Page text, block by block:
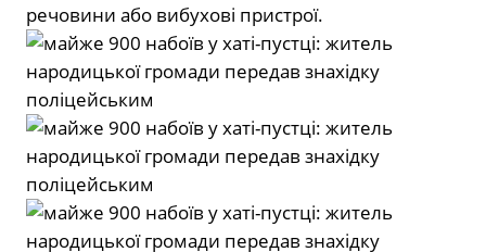
речовини або вибухові пристрої.